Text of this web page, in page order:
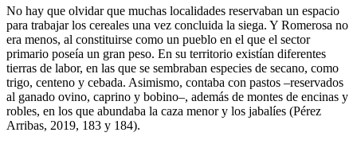
No hay que olvidar que muchas localidades reservaban un espacio
para trabajar los cereales una vez concluida la siega. Y Romerosa no
era menos, al constituirse como un pueblo en el que el sector
primario poseía un gran peso. En su territorio existían diferentes
tierras de labor, en las que se sembraban especies de secano, como
trigo, centeno y cebada. Asimismo, contaba con pastos –reservados
al ganado ovino, caprino y bobino–, además de montes de encinas y
robles, en los que abundaba la caza menor y los jabalíes (Pérez
Arribas, 2019, 183 y 184).